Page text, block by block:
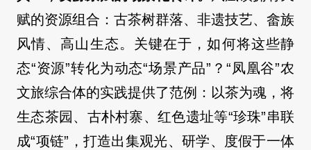
赋的资源组合：古茶树群落、非遗技艺、畲族
风情、高山生态。关键在于，如何将这些静
态“资源”转化为动态“场景产品”？“凤凰谷”农
文旅综合体的实践提供了范例：以茶为魂，将
生态茶园、古朴村寨、红色遗址等“珍珠”串联
成“项链”，打造出集观光、研学、度假于一体